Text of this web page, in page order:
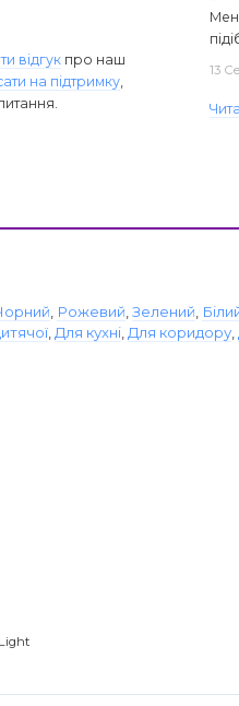
відгук про наш
на підтримку,
13
, Рожевий,Зелений,
,Для кухні,Для коридору,